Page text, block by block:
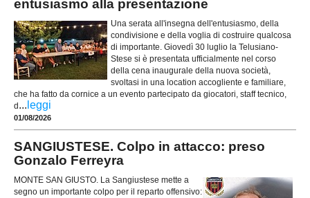
entusiasmo alla presentazione
Una serata all'insegna dell'entusiasmo, della
condivisione e della voglia di costruire qualcosa
di importante. Giovedì 30 luglio la Telusiano-
Stese si è presentata ufficialmente nel corso
della cena inaugurale della nuova società,
svoltasi in una location accogliente e familiare,
che ha fatto da cornice a un evento partecipato da giocatori, staff tecnico,
d ... leggi
01/08/2026
SANGIUSTESE. Colpo in attacco: preso
Gonzalo Ferreyra
MONTE SAN GIUSTO. La Sangiustese mette a
segno un importante colpo per il reparto offensivo: